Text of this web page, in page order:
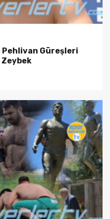
Pehlivan Güreşleri
Zeybek